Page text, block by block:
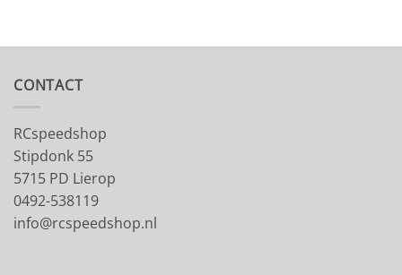
CONTACT
RCspeedshop
Stipdonk 55
5715 PD Lierop
0492-538119
info@rcspeedshop.nl